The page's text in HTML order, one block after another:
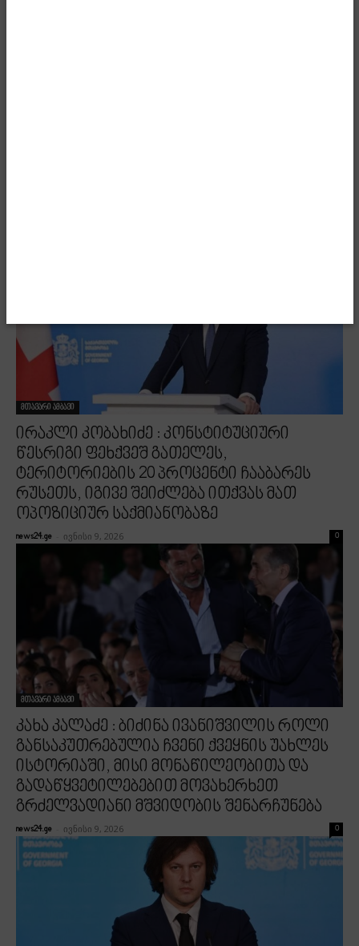
მთავარი ამბავი
ირაკლი კობახიძე : კონსტიტუციური
წესრიგი ფეხქვეშ გათელეს,
ტერიტორიების 20 პროცენტი ჩააბარეს
რუსეთს, იგივე შეიძლება ითქვას მათ
ოპოზიციურ საქმიანობაზე
news24.ge ივნისი 9, 2026 0
მთავარი ამბავი
კახა კალაძე : ბიძინა ივანიშვილის როლი
განსაკუთრებულია ჩვენი ქვეყნის უახლეს
ისტორიაში, მისი მონაწილეობითა და
გადაწყვეტილებებით მოვახერხეთ
გრძელვადიანი მშვიდობის შენარჩუნება
news24.ge ივნისი 9, 2026 0